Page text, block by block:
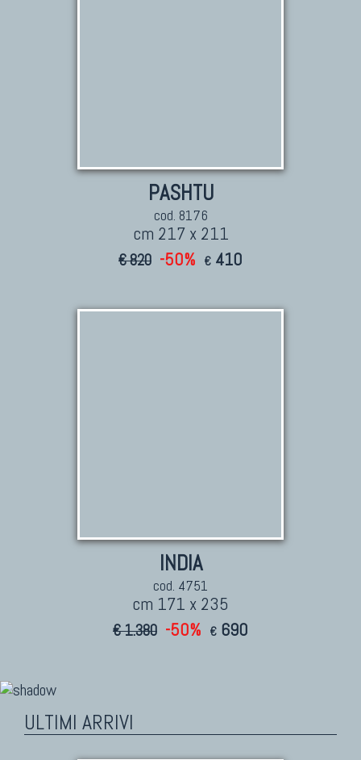
PASHTU
cod. 8176
cm 217 x 211
€ 820 -50% € 410
INDIA
cod. 4751
cm 171 x 235
€ 1.380 -50% € 690
ULTIMI ARRIVI